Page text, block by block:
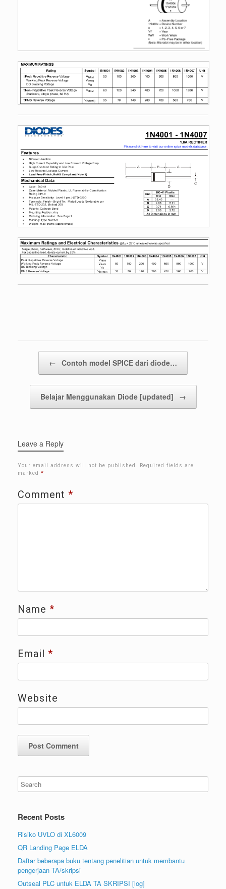
← Contoh model SPICE dari diode…
Belajar Menggunakan Diode [updated] →
Leave a Reply
Your email address will not be published.
Required fields are
marked *
Comment *
Name *
Email *
Website
Recent Posts
Risiko UVLO di XL6009
QR Landing Page ELDA
Daftar beberapa buku tentang penelitian untuk membantu
pengerjaan TA/skripsi
Outseal PLC untuk ELDA TA SKRIPSI [log]